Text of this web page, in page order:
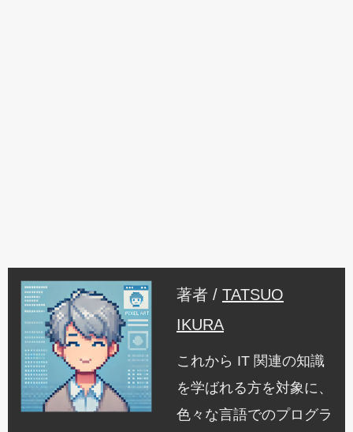
著者 / TATSUO
IKURA
これから IT 関連の知識
を学ばれる方を対象に、
色々な言語でのプログラ